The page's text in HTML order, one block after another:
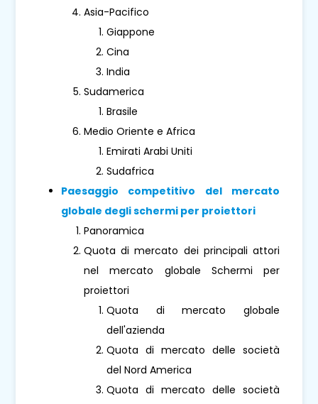
Asia-Pacifico
Giappone
Cina
India
Sudamerica
Brasile
Medio Oriente e Africa
Emirati Arabi Uniti
Sudafrica
Paesaggio competitivo del mercato
globale degli schermi per proiettori
Panoramica
Quota di mercato dei principali attori
nel mercato globale Schermi per
proiettori
Quota di mercato globale
dell'azienda
Quota di mercato delle società
del Nord America
Quota di mercato delle società